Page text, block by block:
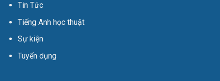
Tin Tức
Tiếng Anh học thuật
Sự kiện
Tuyển dụng